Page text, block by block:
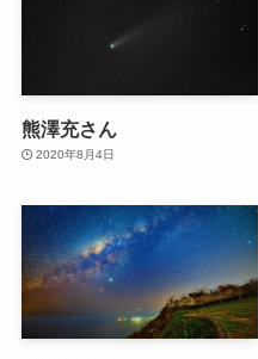
熊澤充さん
2020年8月4日